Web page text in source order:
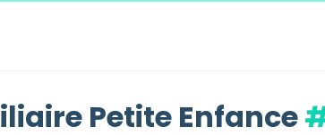
Petite Enfance